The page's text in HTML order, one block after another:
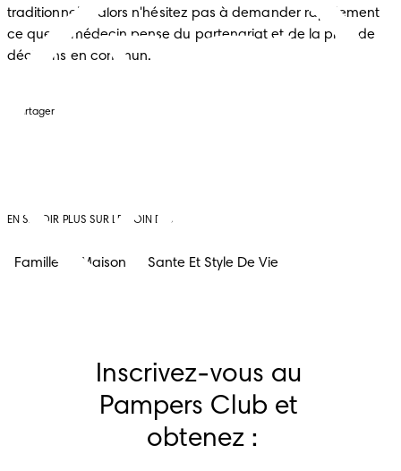
traditionnelle, alors n'hésitez pas à demander rapidement
ce que le médecin pense du partenariat et de la prise de
décisions en commun.
Partager
EN SAVOIR PLUS SUR LE COIN DES PARENTS
Famille Maison Sante Et Style De Vie
Inscrivez-vous au
Pampers Club et
obtenez :